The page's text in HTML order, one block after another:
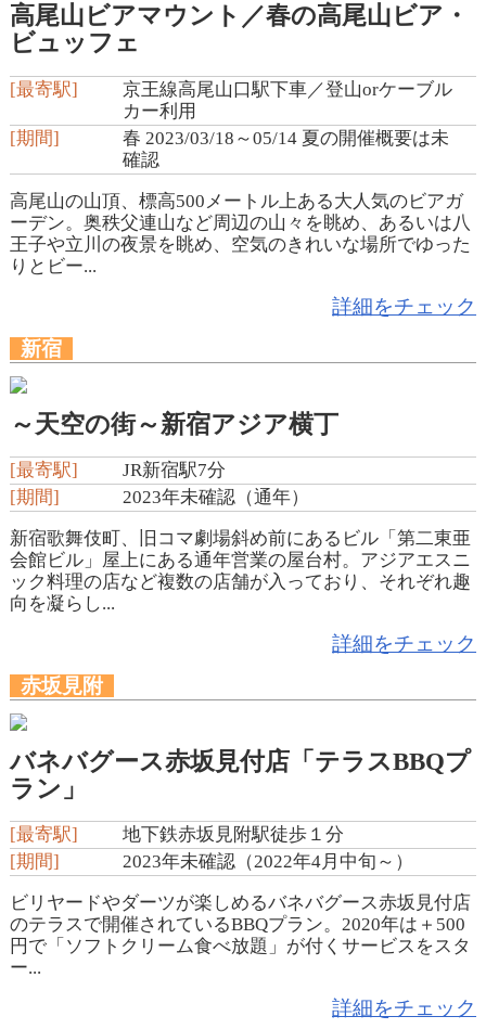
高尾山ビアマウント／春の高尾山ビア・
ビュッフェ
[最寄駅]
京王線高尾山口駅下車／登山orケーブル
カー利用
[期間]
春 2023/03/18～05/14 夏の開催概要は未
確認
高尾山の山頂、標高500メートル上ある大人気のビアガ
ーデン。奥秩父連山など周辺の山々を眺め、あるいは八
王子や立川の夜景を眺め、空気のきれいな場所でゆった
りとビー...
詳細をチェック
新宿
～天空の街～新宿アジア横丁
[最寄駅]
JR新宿駅7分
[期間]
2023年未確認（通年）
新宿歌舞伎町、旧コマ劇場斜め前にあるビル「第二東亜
会館ビル」屋上にある通年営業の屋台村。アジアエスニ
ック料理の店など複数の店舗が入っており、それぞれ趣
向を凝らし...
詳細をチェック
赤坂見附
バネバグース赤坂見付店「テラスBBQプ
ラン」
[最寄駅]
地下鉄赤坂見附駅徒歩１分
[期間]
2023年未確認（2022年4月中旬～）
ビリヤードやダーツが楽しめるバネバグース赤坂見付店
のテラスで開催されているBBQプラン。2020年は＋500
円で「ソフトクリーム食べ放題」が付くサービスをスタ
ー...
詳細をチェック